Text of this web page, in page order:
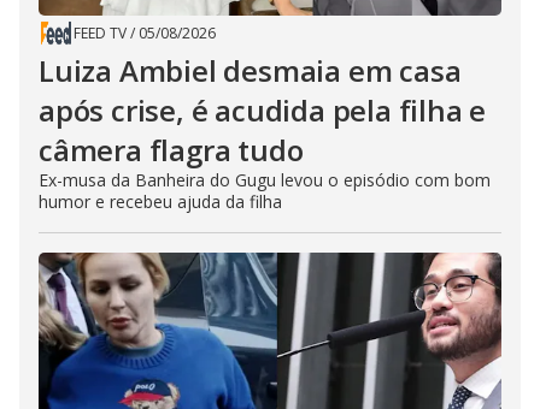
FEED TV/ 05/08/2026
Luiza Ambiel desmaia em casa
após crise, é acudida pela filha e
câmera flagra tudo
Ex-musa da Banheira do Gugu levou o episódio com bom
humor e recebeu ajuda da filha